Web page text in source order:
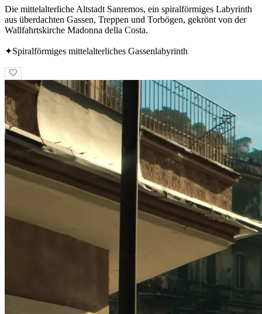
Die mittelalterliche Altstadt Sanremos, ein spiralförmiges Labyrinth
aus überdachten Gassen, Treppen und Torbögen, gekrönt von der
Wallfahrtskirche Madonna della Costa.
✦Spiralförmiges mittelalterliches Gassenlabyrinth